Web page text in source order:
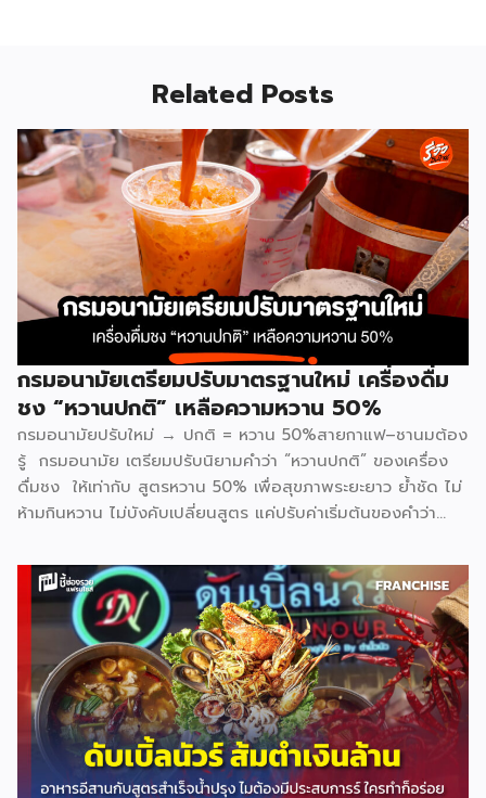
Related Posts
กรมอนามัยเตรียมปรับมาตรฐานใหม่ เครื่องดื่ม
ชง “หวานปกติ” เหลือความหวาน 50%
กรมอนามัยปรับใหม่ → ปกติ = หวาน 50%สายกาแฟ–ชานมต้อง
รู้ กรมอนามัย เตรียมปรับนิยามคำว่า “หวานปกติ” ของเครื่อง
ดื่มชง ให้เท่ากับ สูตรหวาน 50% เพื่อสุขภาพระยะยาว ย้ำชัด ไม่
ห้ามกินหวาน ไม่บังคับเปลี่ยนสูตร แค่ปรับค่าเริ่มต้นของคำว่า
การวัดเปอร์เซ็นต์ความหวานและความเท่ากันของแต่ละร้าน จะมี
การชี้แจงรายละเอียดเพิ่มเติมในการเปิดตัวอย่างเป็นทางการวันที่
11 กุมภาพันธ์นี้ แบรนด์ที่เข้าร่วม Inthanin / Cafe Amazon /
All Cafe / Bellinee’s / Black Canyon สามารถติดตาม
ข้อมูลแบบอินไซด์อื่น ๆได้ที่ Facebook : รีวิวอินไซด์ Website
: ชี้ช่องรวย